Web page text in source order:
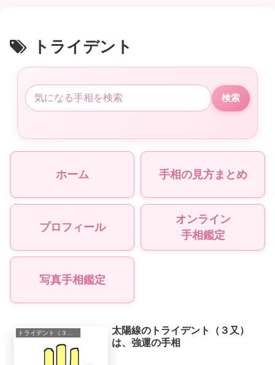
トライデント
検索
ホーム 手相の見方まとめ
プロフィール
オンライン
手相鑑定
写真手相鑑定
トライデント（３又）
太陽線のトライデント（３又）
は、強運の手相